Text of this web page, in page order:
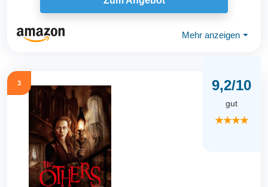
Mehr anzeigen ⏷
3 9,2/10
gut
★★★★